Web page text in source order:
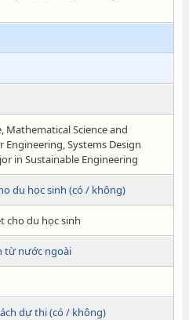
Mathematical Science and
Engineering, Systems Design
in Sustainable Engineering
du học sinh (có / không)
cho du học sinh
từ nước ngoài
dự thi (có / không)